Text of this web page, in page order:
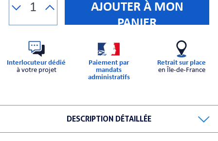
AJOUTER À MON
PANIER
Interlocuteur dédié
à votre projet
Paiement par
mandats
administratifs
Retrait sur place
en Île-de-France
DESCRIPTION DÉTAILLÉE